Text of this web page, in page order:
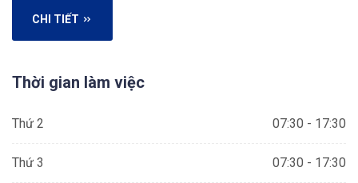
CHI TIẾT
Thời gian làm việc
Thứ 2 07:30 - 17:30
Thứ 3 07:30 - 17:30